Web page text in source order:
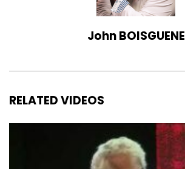
John BOISGUENE
RELATED VIDEOS